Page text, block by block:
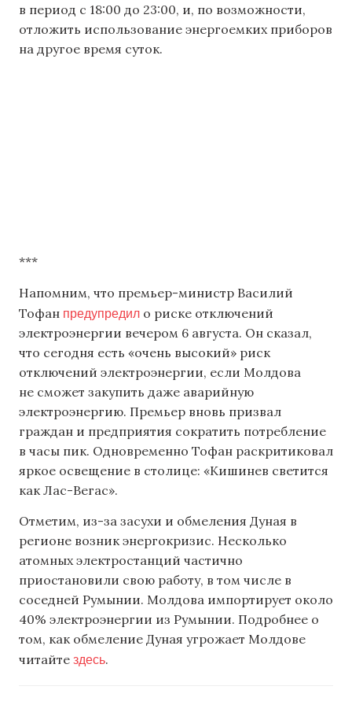
в период с 18:00 до 23:00, и, по возможности,
отложить использование энергоемких приборов
на другое время суток.
***
Напомним, что премьер-министр Василий
Тофан предупредил о риске отключений
электроэнергии вечером 6 августа. Он сказал,
что сегодня есть «очень высокий» риск
отключений электроэнергии, если Молдова
не сможет закупить даже аварийную
электроэнергию. Премьер вновь призвал
граждан и предприятия сократить потребление
в часы пик. Одновременно Тофан раскритиковал
яркое освещение в столице: «Кишинев светится
как Лас-Вегас».
Отметим, из-за засухи и обмеления Дуная в
регионе возник энергокризис. Несколько
атомных электростанций частично
приостановили свою работу, в том числе в
соседней Румынии. Молдова импортирует около
40% электроэнергии из Румынии. Подробнее о
том, как обмеление Дуная угрожает Молдове
читайте здесь.